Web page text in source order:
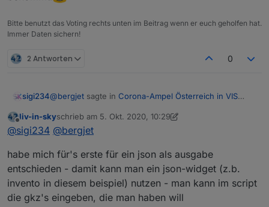
Bitte benutzt das Voting rechts unten im Beitrag wenn er euch geholfen hat.
Immer Daten sichern!
2 Antworten 0
sigi234@bergjet sagte in Corona-Ampel Österreich in VIS
@sigi234
reicht eigentlich die Umgebung
Du könntest mehrere Skripte laufen lassen mit
Natürlich auch eine Möglichkeit.
Ich denke auch das Deutschland bald eine Ampel
bekommt.
Offline
liv-in-skyschrieb am 5. Okt. 2020, 10:29
zuletzt editiert von liv-in-sky10. Mai 2020, 12:36
@sigi234 @bergjet
habe mich für's erste für ein json als ausgabe
entschieden - damit kann man ein json-widget (z.b.
invento in diesem beispiel) nutzen - man kann im script
die gkz's eingeben, die man haben will